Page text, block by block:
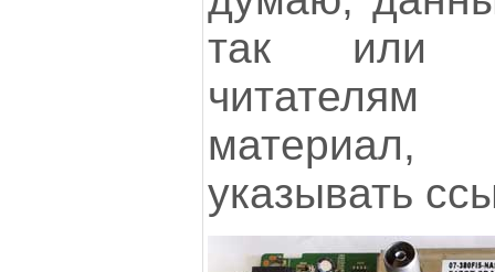
так или
читателям
указывать